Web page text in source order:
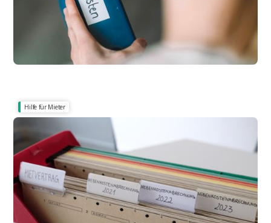
Hilfe für Mieter
Formelle Anforderungen & Fristen
Mietnebenkostenabrechnung: Was sie umfasst
und wie sie aufgebaut ist